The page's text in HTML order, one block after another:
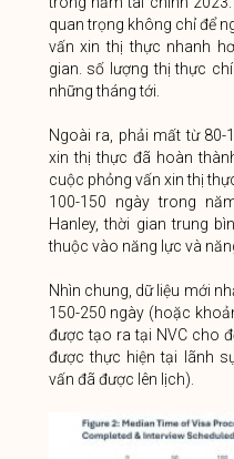
quan trọng không chỉ để
vấn xin thị thực nhanh
gian. số lượng thị thực
những tháng tới.
Ngoài ra, phải mất từ ​​80-
xin thị thực đã hoàn
cuộc phỏng vấn xin thị
100-150 ngày trong
Hanley, thời gian trung
thuộc vào năng lực và
Nhìn chung, dữ liệu mới
150-250 ngày (hoặc
được tạo ra tại NVC cho
được thực hiện tại lãnh
vấn đã được lên lịch).